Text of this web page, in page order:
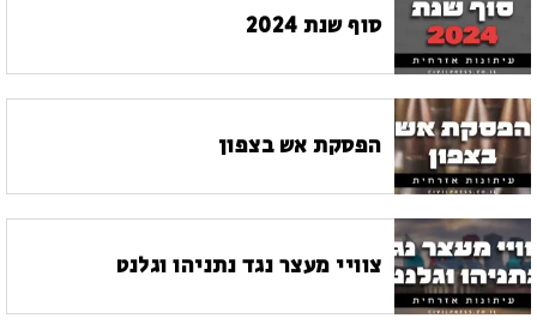
סוף שנת 2024
הפסקת אש בצפון
צוויי מעצר נגד נתניהו וגלנט